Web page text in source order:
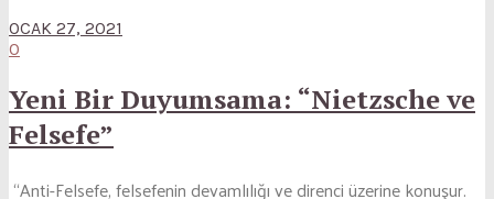
OCAK 27, 2021
0
Yeni Bir Duyumsama: “Nietzsche ve
Felsefe”
“Anti-Felsefe, felsefenin devamlılığı ve direnci üzerine konuşur.